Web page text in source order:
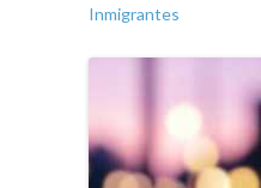
Inmigrantes